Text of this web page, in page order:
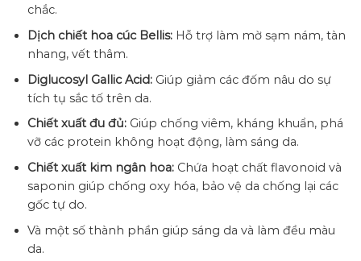
chắc.
Dịch chiết hoa cúc Bellis:Hỗ trợ làm mờ sạm nám, tàn
nhang, vết thâm.
Diglucosyl Gallic Acid:Giúp giảm các đốm nâu do sự
tích tụ sắc tố trên da.
Chiết xuất đu đủ:Giúp chống viêm, kháng khuẩn, phá
vỡ các protein không hoạt động, làm sáng da.
Chiết xuất kim ngân hoa:Chứa hoạt chất flavonoid và
saponin giúp chống oxy hóa, bảo vệ da chống lại các
gốc tự do.
Và một số thành phần giúp sáng da và làm đều màu
da.